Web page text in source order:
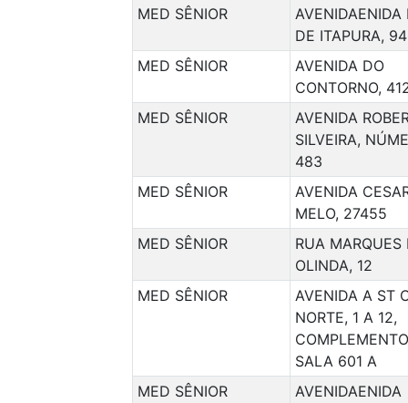
MED SÊNIOR
AVENIDAENIDA
DE ITAPURA,
MED SÊNIOR
AVENIDA DO
CONTORNO,
MED SÊNIOR
AVENIDA
SILVEIRA,
483
MED SÊNIOR
AVENIDA
MELO, 27455
MED SÊNIOR
RUA MARQUES
OLINDA, 12
MED SÊNIOR
AVENIDA A ST
NORTE, 1 A 12,
SALA 601 A
MED SÊNIOR
AVENIDAENIDA